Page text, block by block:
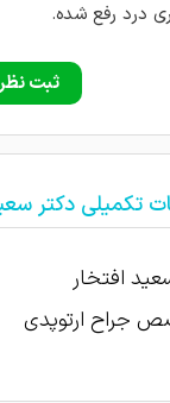
درد رفع شده.
امتیاز
علت
امتیاز
جهت بررسی
امتیاز
دکتر
ثبت نظر
تکمیلی دکتر
افتخار
جراح ارتوپدی